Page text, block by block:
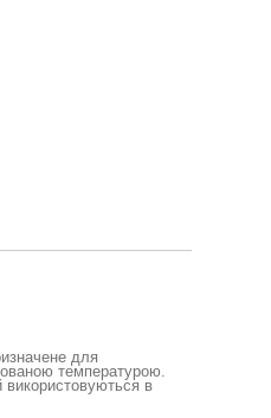
для
температурою.
використовуються в